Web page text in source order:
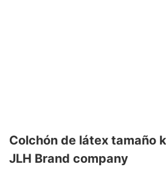
Colchón de látex tamaño
JLH Brand company